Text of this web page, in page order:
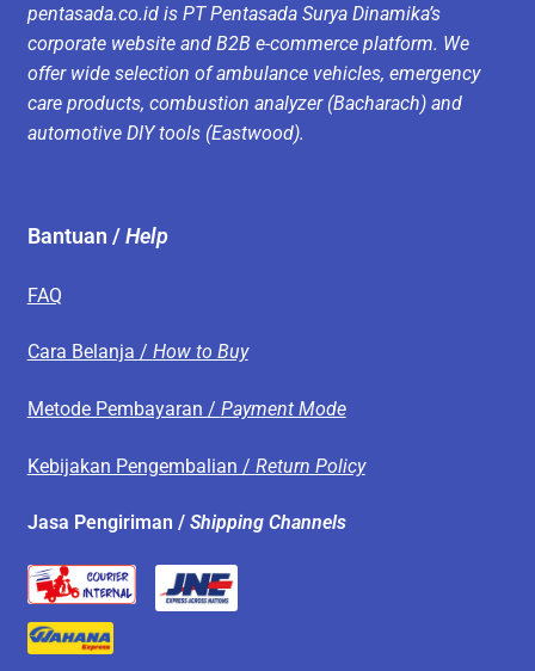
pentasada.co.id is PT Pentasada Surya Dinamika’s
corporate website and B2B e-commerce platform. We
offer wide selection of ambulance vehicles, emergency
care products, combustion analyzer (Bacharach) and
automotive DIY tools (Eastwood).
Bantuan /Help
FAQ
Cara Belanja / How to Buy
Metode Pembayaran / Payment Mode
Kebijakan Pengembalian / Return Policy
Jasa Pengiriman / Shipping Channels